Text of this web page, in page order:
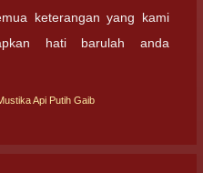
keterangan yang kami
hati barulah anda
Api Putih Gaib